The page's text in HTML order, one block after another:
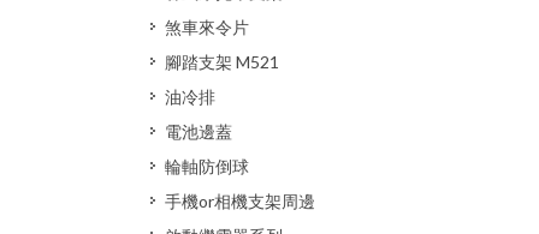
煞車來令片
腳踏支架 M521
油冷排
電池邊蓋
輪軸防倒球
手機or相機支架周邊